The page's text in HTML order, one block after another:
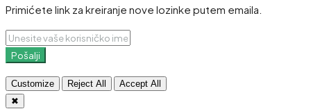
Primićete link za kreiranje nove lozinke putem emaila.
Pošalji
Customize Reject All
Accept All
✖